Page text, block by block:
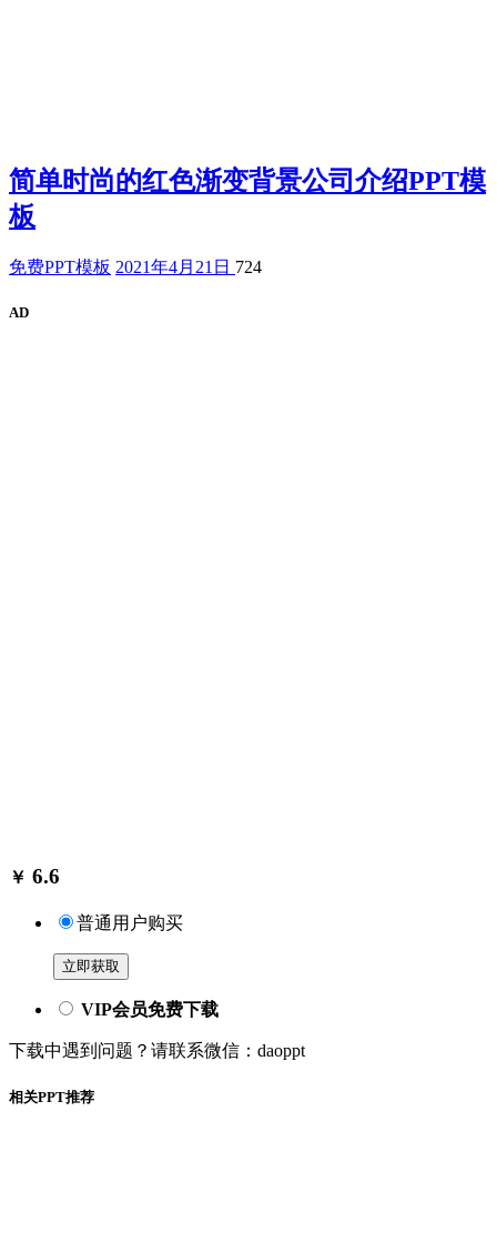
简单时尚的红色渐变背景公司介绍PPT模
板
免费PPT模板 2021年4月21日 724
AD
￥ 6.6
普通用户购买
立即获取
VIP会员免费下载
下载中遇到问题？请联系微信：daoppt
相关PPT推荐